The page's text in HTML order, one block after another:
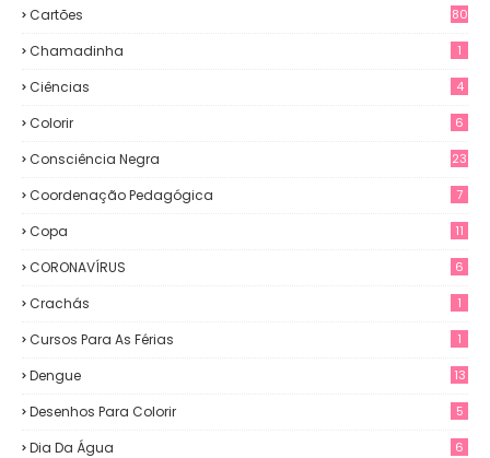
Cartões 80
Chamadinha 1
Ciências 4
Colorir 6
Consciência Negra 23
Coordenação Pedagógica 7
Copa 11
CORONAVÍRUS 6
Crachás 1
Cursos Para As Férias 1
Dengue 13
Desenhos Para Colorir 5
Dia Da Água 6